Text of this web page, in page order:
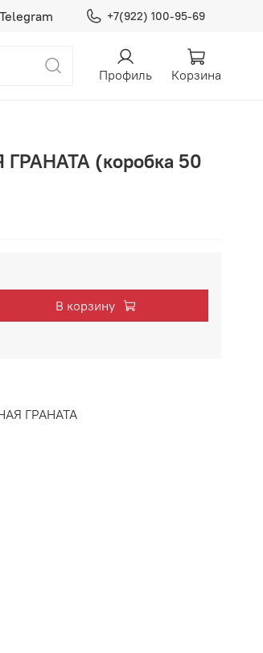
+7(922) 100-95-69
Профиль Корзина
(коробка 50
В корзину
ГРАНАТА